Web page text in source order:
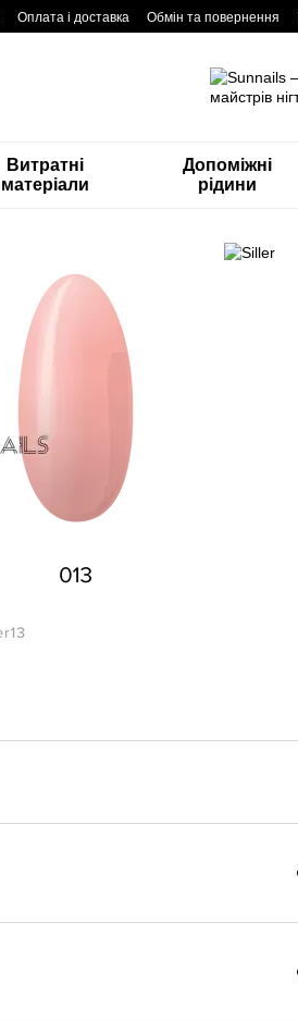
Оплата і доставка Обмін та повернення
Витратні
матеріали
Допоміжні
рідини